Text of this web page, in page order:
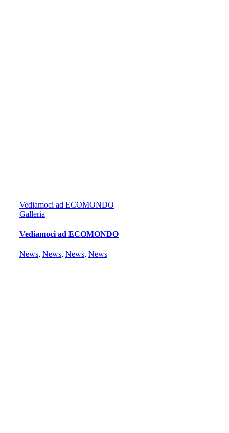
Vediamoci ad ECOMONDO
Galleria
Vediamoci ad ECOMONDO
News, News, News, News